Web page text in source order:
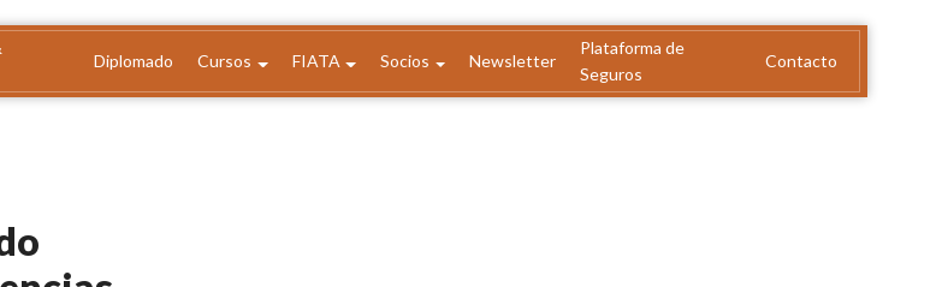
Diplomado Cursos FIATA Socios Newsletter
Plataforma de
Seguros
Contacto